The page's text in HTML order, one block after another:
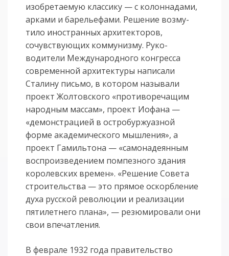
изо­бретаемую классику — с колоннадами,
арками и барельефами. Решение возму­
тило иност­ранных архитекторов,
сочувствующих коммунизму. Руко­
водители Междуна­род­ного конгресса
современной архитектуры написали
Сталину пись­мо, в ко­тором называли
проект Жолтовского «противоречащим
народным мас­сам», проект Иофана —
«демонстрацией в остробуржуазной
форме академи­ческого мышления», а
проект Гамильтона — «самонадеянным
воспроизведе­нием пом­пезного здания
королевских времен». «Решение Совета
строитель­ства — это прямое оскорбление
духа русской революции и реализа­ции
пятилет­него пла­на», — резюмировали они
свои впечатления.
В феврале 1932 года правительство